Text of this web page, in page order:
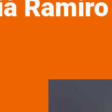
Ramiro